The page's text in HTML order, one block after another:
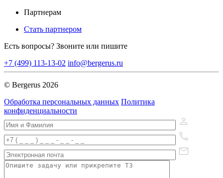
Партнерам
Стать партнером
Есть вопросы? Звоните или пишите
+7 (499) 113-13-02 info@bergerus.ru
© Bergerus 2026
Обработка персональных данных Политика
конфиденциальности